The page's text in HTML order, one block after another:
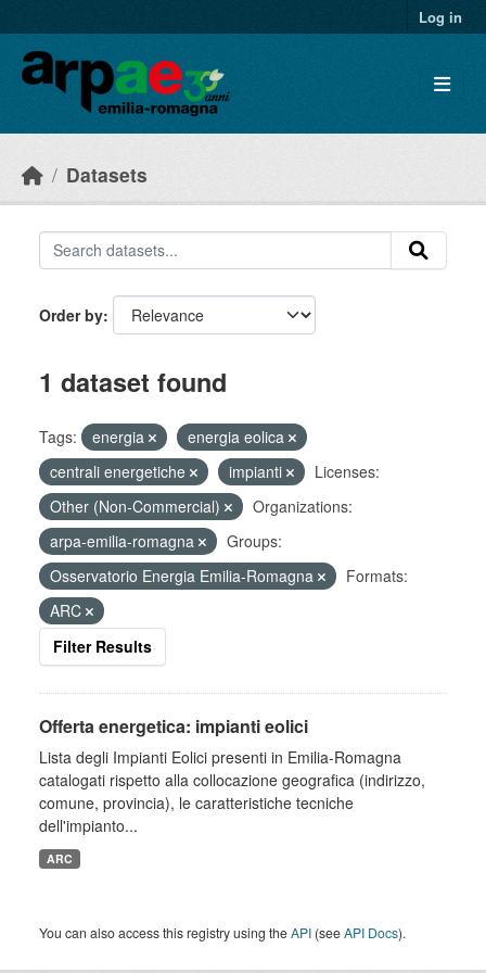
Log in
Datasets
Order by
1 dataset found
Tags: energia
energia eolica
centrali energetiche
impianti
Licenses:
Other (Non-Commercial)
Organizations:
arpa-emilia-romagna
Groups:
Osservatorio Energia Emilia-Romagna
Formats:
ARC
Filter Results
Offerta energetica: impianti eolici
Lista degli Impianti Eolici presenti in Emilia-Romagna
catalogati rispetto alla collocazione geografica (indirizzo,
comune, provincia), le caratteristiche tecniche
dell'impianto...
ARC
You can also access this registry using theAPI (seeAPI Docs).